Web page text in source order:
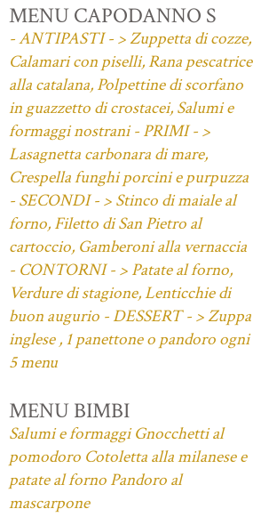
MENU CAPODANNO S
- ANTIPASTI - > Zuppetta di cozze,
Calamari con piselli, Rana pescatrice
alla catalana, Polpettine di scorfano
in guazzetto di crostacei, Salumi e
formaggi nostrani - PRIMI - >
Lasagnetta carbonara di mare,
Crespella funghi porcini e purpuzza
- SECONDI - > Stinco di maiale al
forno, Filetto di San Pietro al
cartoccio, Gamberoni alla vernaccia
- CONTORNI - > Patate al forno,
Verdure di stagione, Lenticchie di
buon augurio - DESSERT - > Zuppa
inglese , 1 panettone o pandoro ogni
5 menu
MENU BIMBI
Salumi e formaggi Gnocchetti al
pomodoro Cotoletta alla milanese e
patate al forno Pandoro al
mascarpone